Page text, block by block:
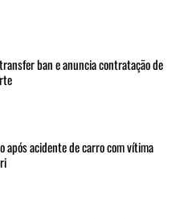
ban e anuncia contratação de
após acidente de carro com vítima